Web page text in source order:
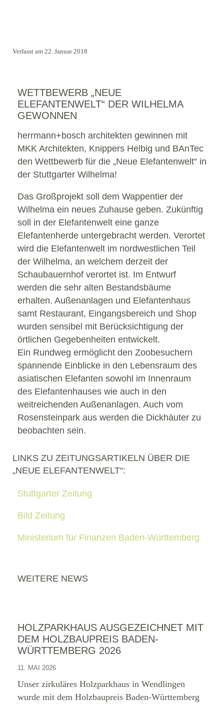
Verfasst am 22. Januar 2018
WETTBEWERB „NEUE
ELEFANTENWELT“ DER WILHELMA
GEWONNEN
herrmann+bosch architekten gewinnen mit
MKK Architekten, Knippers Helbig und BAnTec
den Wettbewerb für die „Neue Elefantenwelt“ in
der Stuttgarter Wilhelma!
Das Großprojekt soll dem Wappentier der
Wilhelma ein neues Zuhause geben. Zukünftig
soll in der Elefantenwelt eine ganze
Elefantenherde untergebracht werden. Verortet
wird die Elefantenwelt im nordwestlichen Teil
der Wilhelma, an welchem derzeit der
Schaubauernhof verortet ist. Im Entwurf
werden die sehr alten Bestandsbäume
erhalten. Außenanlagen und Elefantenhaus
samt Restaurant, Eingangsbereich und Shop
wurden sensibel mit Berücksichtigung der
örtlichen Gegebenheiten entwickelt.
Ein Rundweg ermöglicht den Zoobesuchern
spannende Einblicke in den Lebensraum des
asiatischen Elefanten sowohl im Innenraum
des Elefantenhauses wie auch in den
weitreichenden Außenanlagen. Auch vom
Rosensteinpark aus werden die Dickhäuter zu
beobachten sein.
LINKS ZU ZEITUNGSARTIKELN ÜBER DIE
„NEUE ELEFANTENWELT“:
Stuttgarter Zeitung
Bild Zeitung
Ministerium für Finanzen Baden-Württemberg
WEITERE NEWS
HOLZPARKHAUS AUSGEZEICHNET MIT
DEM HOLZBAUPREIS BADEN-
WÜRTTEMBERG 2026
11. MAI 2026
Unser zirkuläres Holzparkhaus in Wendlingen
wurde mit dem Holzbaupreis Baden-Württemberg